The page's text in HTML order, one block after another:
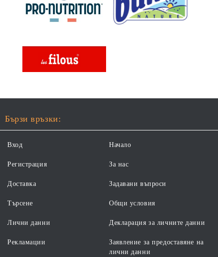
Бързи връзки:
Вход
Регистрация
Доставка
Търсене
Начало
За нас
Задавани въпроси
Общи условия
Лични данни
Рекламации
Декларация за личните данни
Заявление за предоставяне на
лични данни